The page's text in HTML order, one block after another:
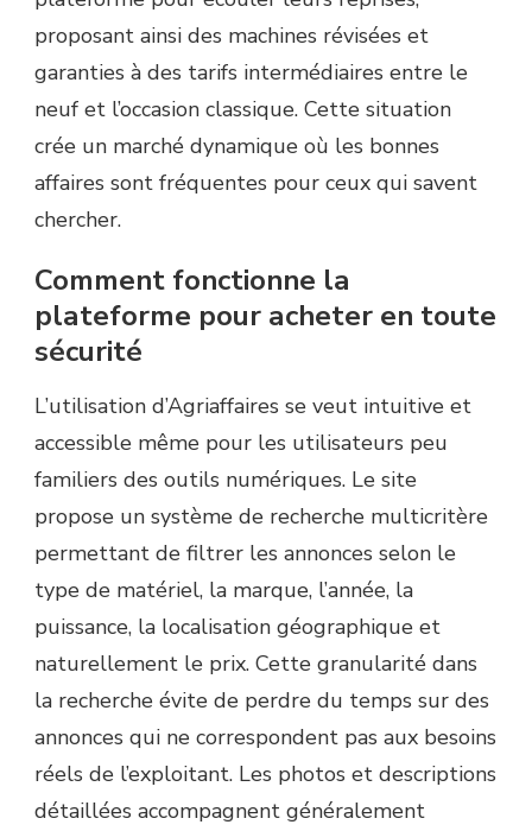
proposant ainsi des machines révisées et
garanties à des tarifs intermédiaires entre le
neuf et l’occasion classique. Cette situation
crée un marché dynamique où les bonnes
affaires sont fréquentes pour ceux qui savent
chercher.
Comment fonctionne la
plateforme pour acheter en toute
sécurité
L’utilisation d’Agriaffaires se veut intuitive et
accessible même pour les utilisateurs peu
familiers des outils numériques. Le site
propose un système de recherche multicritère
permettant de filtrer les annonces selon le
type de matériel, la marque, l’année, la
puissance, la localisation géographique et
naturellement le prix. Cette granularité dans
la recherche évite de perdre du temps sur des
annonces qui ne correspondent pas aux besoins
réels de l’exploitant. Les photos et descriptions
détaillées accompagnent généralement